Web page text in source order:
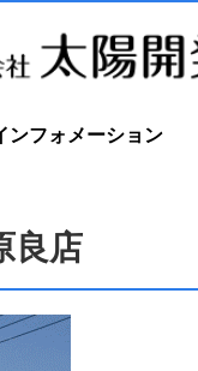
ンフォメーション
良店